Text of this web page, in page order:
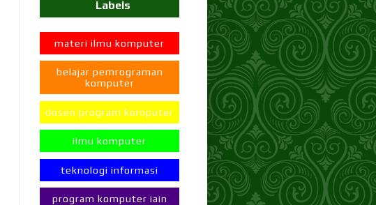
Labels
materi ilmu komputer
belajar pemrograman
komputer
dosen program komputer
ilmu komputer
teknologi informasi
program komputer iain